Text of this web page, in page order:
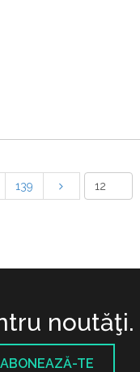
139
noutăţi.
ABONEAZĂ-TE